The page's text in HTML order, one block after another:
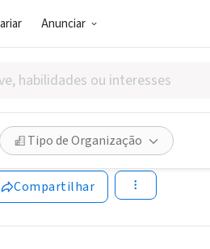
Anunciar
Tipo de Organização
volunteers
Compartilhar